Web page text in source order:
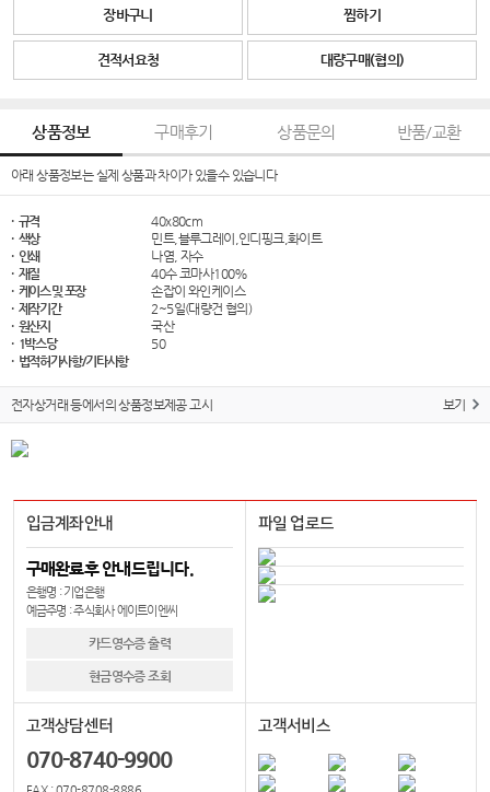
장바구니 찜하기
견적서요청 대량구매(협의)
상품정보 구매후기 상품문의 반품/교환
아래 상품정보는 실제 상품과 차이가 있을수 있습니다
· 규격
40x80cm
· 색상
민트,블루그레이,인디핑크,화이트
· 인쇄
나염, 자수
· 재질
40수 코마사100%
· 케이스 및 포장
손잡이 와인케이스
· 제작기간
2~5일(대량건 협의)
· 원산지
국산
· 1박스당
50
· 법적허가사항/기타사항
전자상거래 등에서의 상품정보제공 고시 보기
입금계좌안내
구매완료후 안내드립니다.
은행명 : 기업은행
예금주명 : 주식회사 에이트이엔씨
카드영수증 출력
현금영수증 조회
파일 업로드
고객상담센터
070-8740-9900
고객서비스